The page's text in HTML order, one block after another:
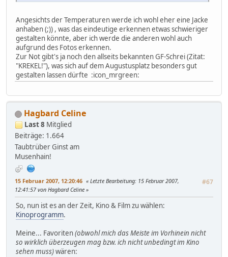
Angesichts der Temperaturen werde ich wohl eher eine Jacke
anhaben (;)) , was das eindeutige erkennen etwas schwieriger
gestalten könnte, aber ich werde die anderen wohl auch
aufgrund des Fotos erkennen.
Zur Not gibt's ja noch den allseits bekannten GF-Schrei (Zitat:
"KREKEL!"), was sich auf dem Augustusplatz besonders gut
gestalten lassen dürfte :icon_mrgreen:
Hagbard Celine
Last 8 Mitglied
Beiträge: 1.664
Taubtrüber Ginst am
Musenhain!
15 Februar 2007, 12:20:46 #67
Letzte Bearbeitung: 15 Februar 2007,
12:41:57 von Hagbard Celine
So, nun ist es an der Zeit, Kino & Film zu wählen:
Kinoprogramm.
Meine... Favoriten(obwohl mich das Meiste im Vorhinein nicht
so wirklich überzeugen mag bzw. ich nicht unbedingt im Kino
sehen muss)wären: